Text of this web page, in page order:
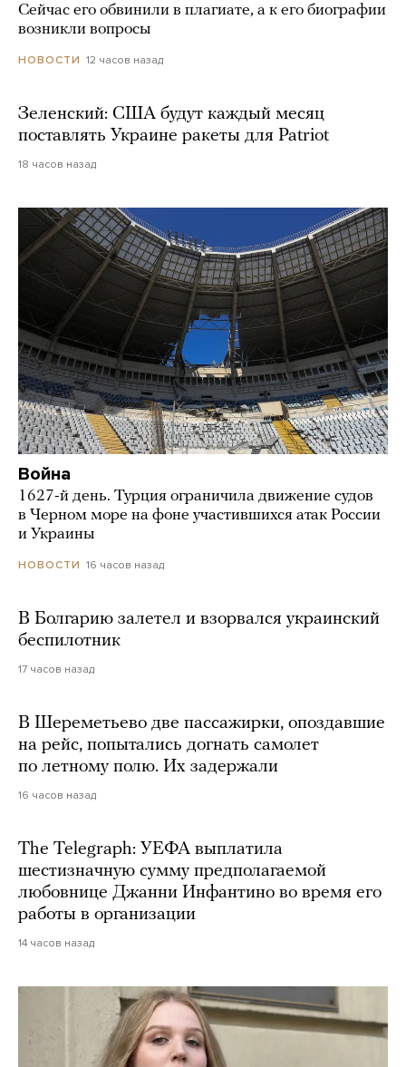
Сейчас его обвинили в плагиате, а к его биографии
возникли вопросы
НОВОСТИ 12 часов назад
Зеленский: США будут каждый месяц
поставлять Украине ракеты для Patriot
18 часов назад
Война
1627-й день. Турция ограничила движение судов
в Черном море на фоне участившихся атак России
и Украины
НОВОСТИ 16 часов назад
В Болгарию залетел и взорвался украинский
беспилотник
17 часов назад
В Шереметьево две пассажирки, опоздавшие
на рейс, попытались догнать самолет
по летному полю. Их задержали
16 часов назад
The Telegraph: УЕФА выплатила
шестизначную сумму предполагаемой
любовнице Джанни Инфантино во время его
работы в организации
14 часов назад